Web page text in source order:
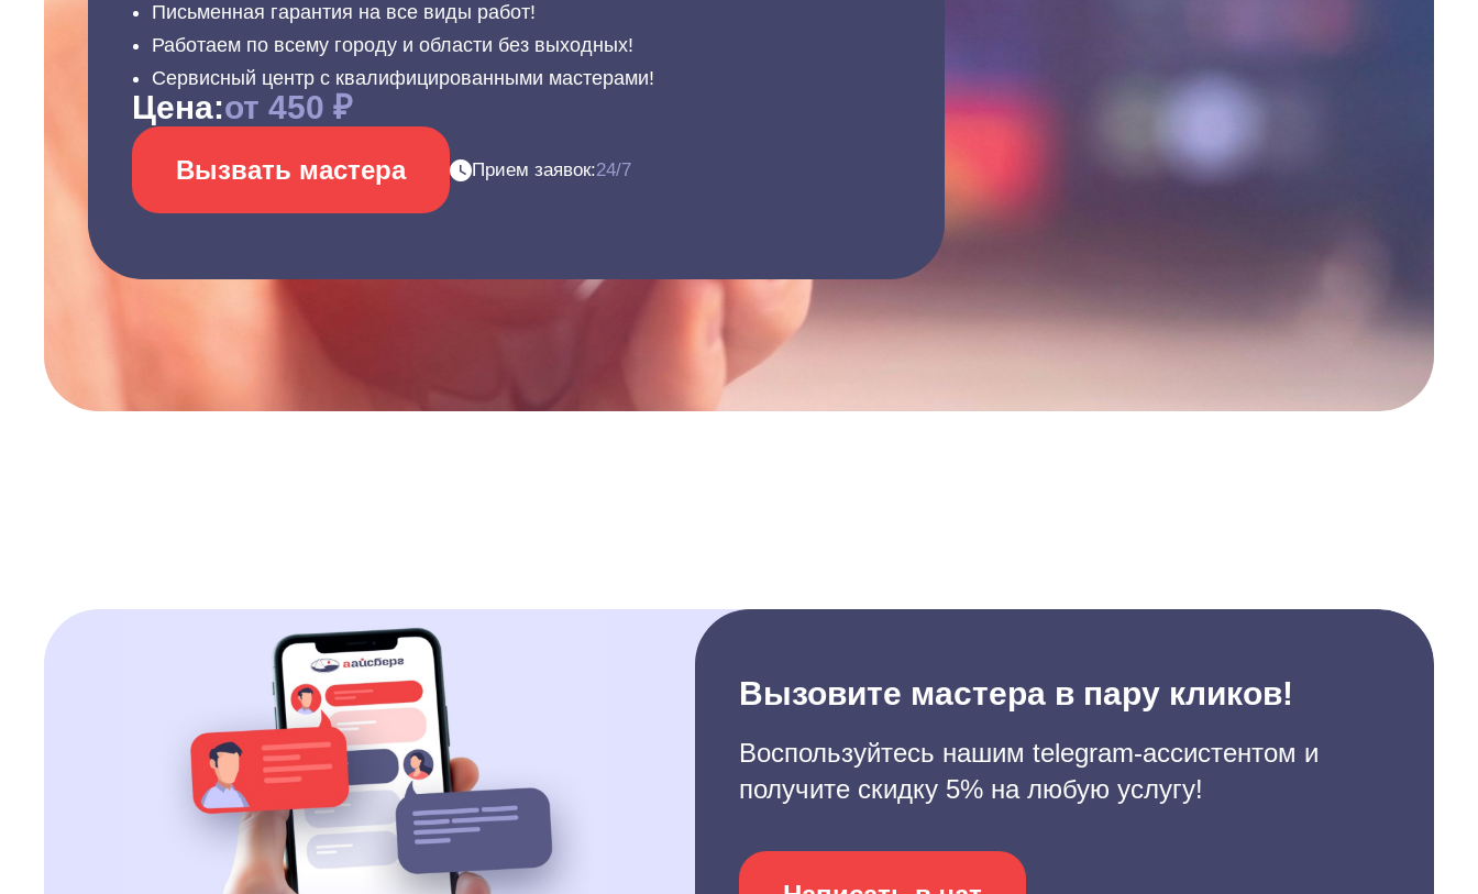
Письменная гарантия на все виды работ!
Работаем по всему городу и области без выходных!
Сервисный центр с квалифицированными мастерами!
Цена:от 450 ₽
Вызвать мастера Прием заявок:24/7
Вызовите мастера в пару кликов!
Воспользуйтесь нашим telegram-ассистентом и
получите скидку 5% на любую услугу!